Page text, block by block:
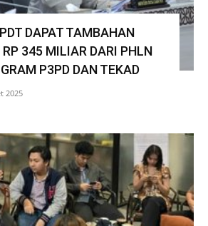
DAPAT TAMBAHAN
345 MILIAR DARI PHLN
P3PD DAN TEKAD
2025